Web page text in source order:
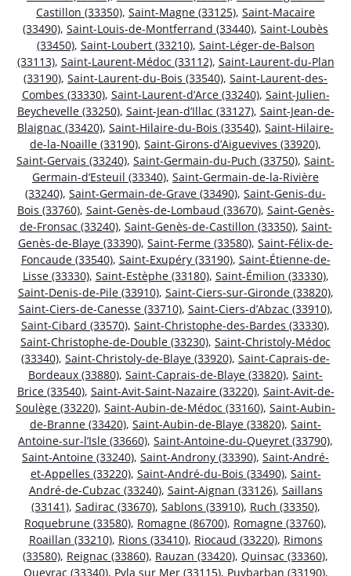
Castillon (33350), Saint-Magne (33125), Saint-Macaire
(33490), Saint-Louis-de-Montferrand (33440), Saint-Loubès
(33450), Saint-Loubert (33210), Saint-Léger-de-Balson
(33113), Saint-Laurent-Médoc (33112), Saint-Laurent-du-Plan
(33190), Saint-Laurent-du-Bois (33540), Saint-Laurent-des-
Combes (33330), Saint-Laurent-d’Arce (33240), Saint-Julien-
Beychevelle (33250), Saint-Jean-d’Illac (33127), Saint-Jean-de-
Blaignac (33420), Saint-Hilaire-du-Bois (33540), Saint-Hilaire-
de-la-Noaille (33190), Saint-Girons-d’Aiguevives (33920),
Saint-Gervais (33240), Saint-Germain-du-Puch (33750), Saint-
Germain-d’Esteuil (33340), Saint-Germain-de-la-Rivière
(33240), Saint-Germain-de-Grave (33490), Saint-Genis-du-
Bois (33760), Saint-Genès-de-Lombaud (33670), Saint-Genès-
de-Fronsac (33240), Saint-Genès-de-Castillon (33350), Saint-
Genès-de-Blaye (33390), Saint-Ferme (33580), Saint-Félix-de-
Foncaude (33540), Saint-Exupéry (33190), Saint-Étienne-de-
Lisse (33330), Saint-Estèphe (33180), Saint-Émilion (33330),
Saint-Denis-de-Pile (33910), Saint-Ciers-sur-Gironde (33820),
Saint-Ciers-de-Canesse (33710), Saint-Ciers-d’Abzac (33910),
Saint-Cibard (33570), Saint-Christophe-des-Bardes (33330),
Saint-Christophe-de-Double (33230), Saint-Christoly-Médoc
(33340), Saint-Christoly-de-Blaye (33920), Saint-Caprais-de-
Bordeaux (33880), Saint-Caprais-de-Blaye (33820), Saint-
Brice (33540), Saint-Avit-Saint-Nazaire (33220), Saint-Avit-de-
Soulège (33220), Saint-Aubin-de-Médoc (33160), Saint-Aubin-
de-Branne (33420), Saint-Aubin-de-Blaye (33820), Saint-
Antoine-sur-l’Isle (33660), Saint-Antoine-du-Queyret (33790),
Saint-Antoine (33240), Saint-Androny (33390), Saint-André-
et-Appelles (33220), Saint-André-du-Bois (33490), Saint-
André-de-Cubzac (33240), Saint-Aignan (33126), Saillans
(33141), Sadirac (33670), Sablons (33910), Ruch (33350),
Roquebrune (33580), Romagne (86700), Romagne (33760),
Roaillan (33210), Rions (33410), Riocaud (33220), Rimons
(33580), Reignac (33860), Rauzan (33420), Quinsac (33360),
Queyrac (33340), Pyla sur Mer (33115), Puybarban (33190),